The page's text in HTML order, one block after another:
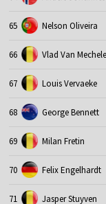
65 Nelson Oliveira
66 Vlad Van
67 Louis Vervaeke
68 George Bennett
69 Milan Fretin
70 Felix Engelhardt
71 Jasper Stuyven